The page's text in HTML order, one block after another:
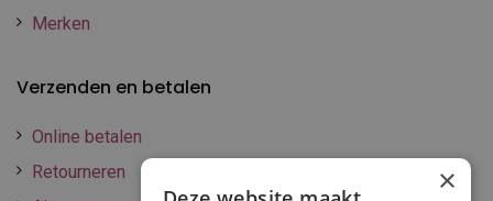
Merken
Verzenden en betalen
Online betalen
Retourneren
×